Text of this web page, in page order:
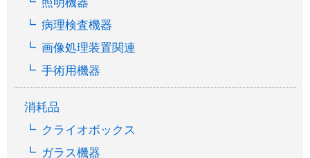
病理検査機器
画像処理装置関連
手術用機器
消耗品
クライオボックス
ガラス機器